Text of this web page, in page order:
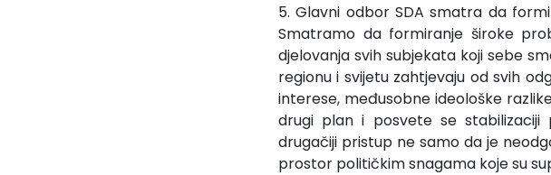
5. Glavni odbor SDA smatra da
Smatramo da formiranje široke
djelovanja svih subjekata koji sebe
regionu i svijetu zahtjevaju od svih
interese, međusobne ideološke
drugi plan i posvete se stabilizaciji
drugačiji pristup ne samo da je
prostor političkim snagama koje su